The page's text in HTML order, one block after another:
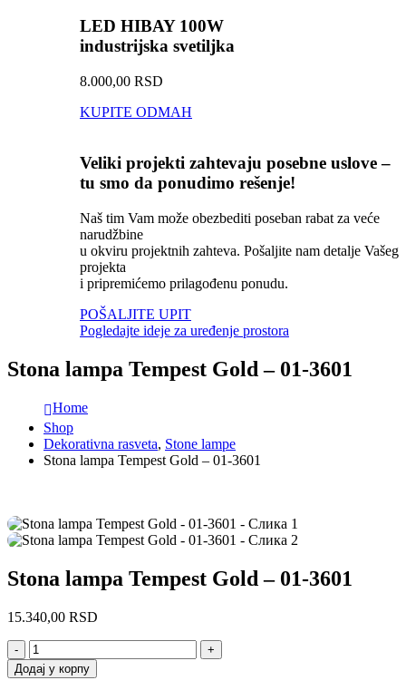
LED HIBAY 100W
industrijska svetiljka
8.000,00 RSD
KUPITE ODMAH
Veliki projekti zahtevaju posebne uslove –
tu smo da ponudimo rešenje!
Naš tim Vam može obezbediti poseban rabat za veće
narudžbine
u okviru projektnih zahteva. Pošaljite nam detalje Vašeg
projekta
i pripremićemo prilagođenu ponudu.
POŠALJITE UPIT
Pogledajte ideje za uređenje prostora
Stona lampa Tempest Gold – 01-3601
Home
Shop
Dekorativna rasveta, Stone lampe
Stona lampa Tempest Gold – 01-3601
Stona lampa Tempest Gold – 01-3601
15.340,00 RSD
-
+
Додај у корпу